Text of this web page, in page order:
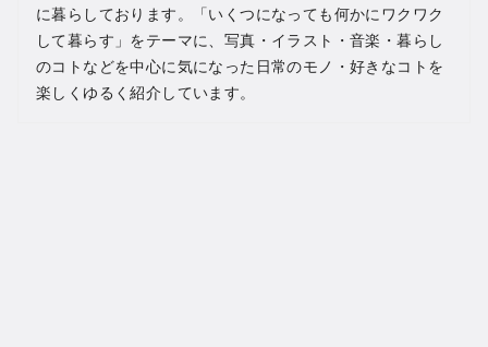
に暮らしております。「いくつになっても何かにワクワク
して暮らす」をテーマに、写真・イラスト・音楽・暮らし
のコトなどを中心に気になった日常のモノ・好きなコトを
楽しくゆるく紹介しています。